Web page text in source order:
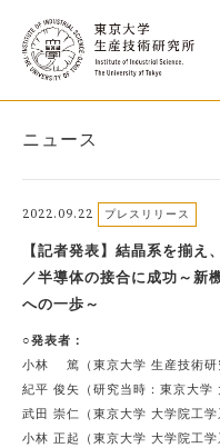
ニュース
2022.09.22 プレスリリース
【記者発表】結晶系を揃
／半導体の接合に成功～新
への一歩～
○発表者：
小林 篤（東京大学 生産技術研
紀平 俊矢（研究当時：東京大学
武田 崇仁（東京大学 大学院工学
小林 正起（東京大学 大学院工